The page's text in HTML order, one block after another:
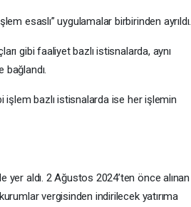
esaslı” uygulamalar birbirinden ayrıldı.
gibi faaliyet bazlı istisnalarda, aynı
işlem bazlı istisnalarda ise her işlemin
yer aldı. 2 Ağustos 2024’ten önce alınan
vergisinden indirilecek yatırıma